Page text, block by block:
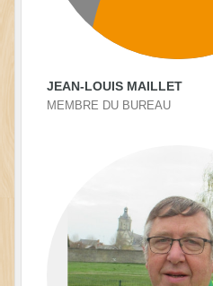
JEAN-LOUIS MAILLET
MEMBRE DU BUREAU